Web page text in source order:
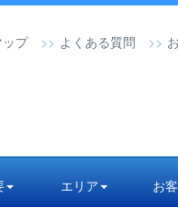
プ よくある質問
エリア お